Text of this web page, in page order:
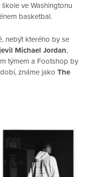
ve Washingtonu
basketbal.
nebýt kterého by se
Michael Jordan,
týmem a Footshop by
známe jako The